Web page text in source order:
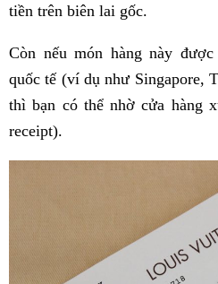
tiền trên biên lai gốc.
Còn nếu món hàng này
quốc tế (ví dụ như Singapore,
thì bạn có thể nhờ cửa hàng
receipt).